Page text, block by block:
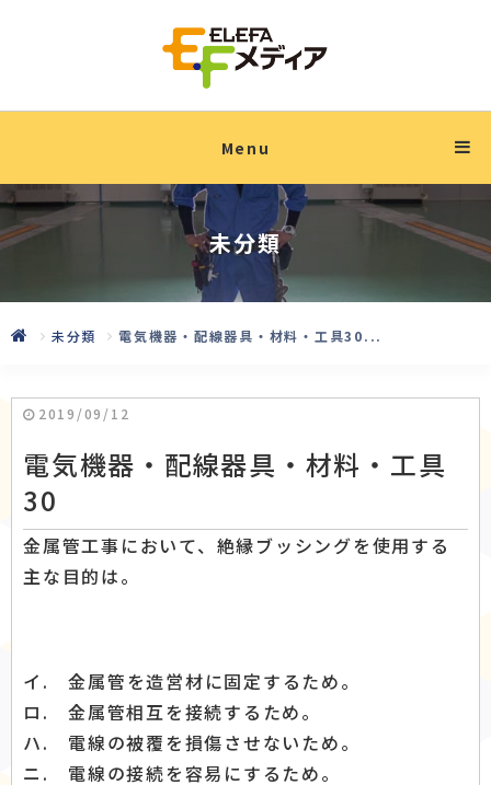
Menu
未分類
未分類 電気機器・配線器具・材料・工具30...
2019/09/12
電気機器・配線器具・材料・工具
30
金属管工事において、絶縁ブッシングを使用する
主な目的は。
イ. 金属管を造営材に固定するため。
ロ. 金属管相互を接続するため。
ハ. 電線の被覆を損傷させないため。
ニ. 電線の接続を容易にするため。